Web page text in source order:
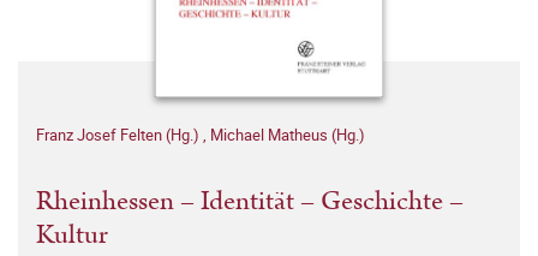
Franz Josef Felten (Hg.) , Michael Matheus (Hg.)
Rheinhessen – Identität – Geschichte –
Kultur